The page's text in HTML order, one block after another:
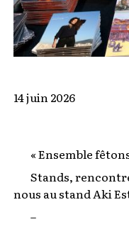
14 juin 2026
« Ensemble
Stands,
nous au stand Aki
–